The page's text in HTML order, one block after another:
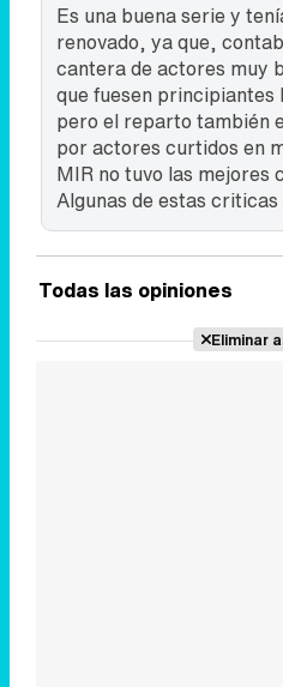
Es una buena serie y
renovado, ya que,
cantera de actores muy
que fuesen principiantes
pero el reparto también
por actores curtidos en
MIR no tuvo las mejores
Algunas de estas criticas
Todas las opiniones
Eliminar